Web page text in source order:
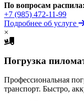
По вопросам распила:
+7 (985) 472-11-99
Подробнее об услуге
×
Погрузка
Профессиональная
транспорт. Быстро,